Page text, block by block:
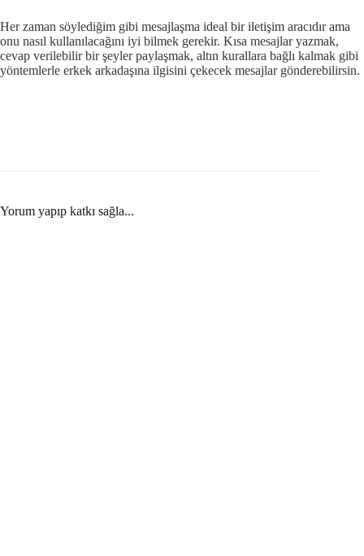
Her zaman söylediğim gibi mesajlaşma ideal bir iletişim aracıdır ama
onu nasıl kullanılacağını iyi bilmek gerekir. Kısa mesajlar yazmak,
cevap verilebilir bir şeyler paylaşmak, altın kurallara bağlı kalmak gibi
yöntemlerle erkek arkadaşına ilgisini çekecek mesajlar gönderebilirsin.
Yorum yapıp katkı sağla...